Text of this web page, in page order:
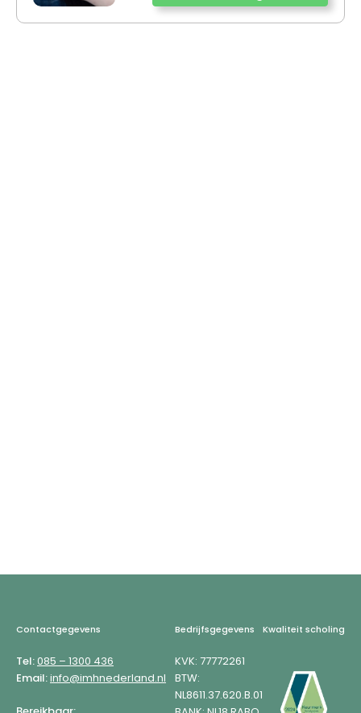
Footer
Contactgegevens
Tel:085 – 1300 436
Email:info@imhnederland.nl
Bedrijfsgegevens
KVK: 77772261
BTW:
NL8611.37.620.B.01
Kwaliteit scholing